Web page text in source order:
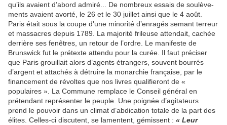
qu’ils avaient d’abord admiré... De nombreux essais de soulève­
ments avaient avorté, le 26 et le 30 juillet ainsi que le 4 août.
Paris était sous la coupe d'une minorité d’enra­gés semant terreur
et massacres depuis 1789. La majorité frileuse attendait, cachée
derrière ses fenê­tres, un retour de l’ordre. Le mani­feste de
Brunswick fut le prétexte attendu pour la curée. Il faut préciser
que Paris grouillait alors d’agents étrangers, souvent bourrés
d’argent et attachés à détruire la monarchie française, par le
financement de révoltes que nos livres qualifieront de «
populaires ». La Commune rem­place le Conseil général en
préten­dant représenter le peuple. Une poi­gnée d’agitateurs
prend le pouvoir dans un climat d’abdication totale de la part des
élites. Celles-ci discutent, se lamentent, gémissent : « Leur